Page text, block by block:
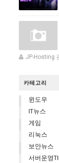
JP-Hosting
카테고리
윈도우
IT뉴스
게임
리눅스
보안뉴스
서버운영